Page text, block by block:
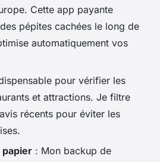
Cette app payante
pépites cachées le long de
automatiquement vos
pour vérifier les
et attractions. Je filtre
récents pour éviter les
papier : Mon backup de